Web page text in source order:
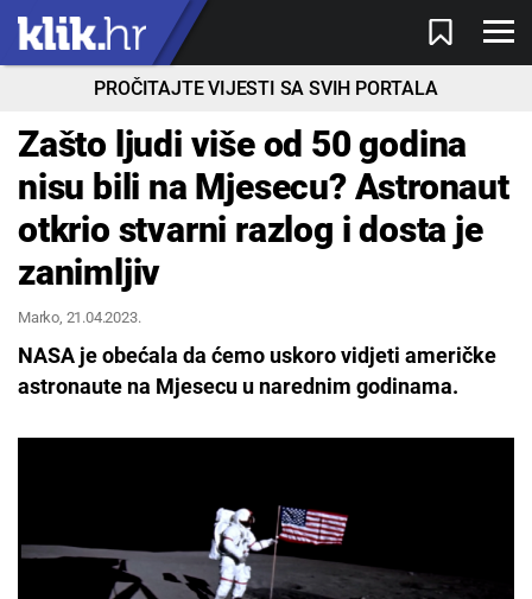
PROČITAJTE VIJESTI SA SVIH PORTALA
Zašto ljudi više od 50 godina
nisu bili na Mjesecu? Astronaut
otkrio stvarni razlog i dosta je
zanimljiv
Marko, 21.04.2023.
NASA je obećala da ćemo uskoro vidjeti američke
astronaute na Mjesecu u narednim godinama.